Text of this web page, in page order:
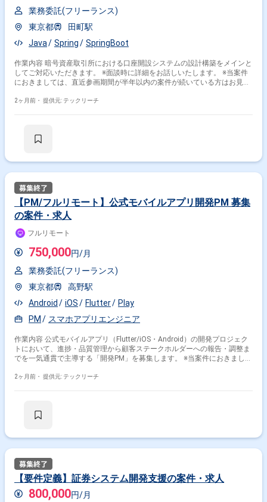
業務委託(フリーランス)
東京都
田町駅
Java
Spring SpringBoot
作業内容 暗号資産取引所における口座開設システムの設計構築をメインと
してご対応いただきます。 ※面談時に詳細をお話しいたします。 ※当案件
におきましては、直近参画期間が半年以内の案件が続いている方はお見送
気ある雰囲気です。 ※成長意欲が高く、スキルを急速に伸ばしたい方に最
・週5日稼働必須 ・エンジニア実務経験3年以上必須 ＝＝＝＝＝ ★本案件
2ヶ月前・ 提供元: テックリーチ
【PM/フルリモート】公式モバイルアプリ開発PM 募集
の案件・求人
フルリモート
750,000円/月
業務委託(フリーランス)
東京都
高野駅
Android
iOS Flutter
Play
PM
スマホアプリエンジニア
作業内容 公式モバイルアプリ（Flutter/iOS・Android）の開発プロジェク
トにおいて、進捗・品質管理から顧客ステークホルダーへの報告・調整ま
でを一気通貫で主導する「開発PM」を募集します。 ※当案件におきまして
す。（但し、企業都合退場は対象外） ※20代〜30代が中心で活気ある雰囲
合、JLPT(N1)もしくはJPT700点以上のビジネス上級レベル必須 ・週5日
2ヶ月前・ 提供元: テックリーチ
【要件定義】証券システム開発支援の案件・求人
800,000円/月